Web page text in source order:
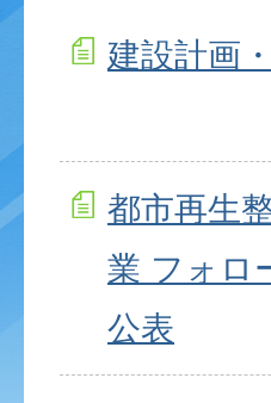
建設計画
都市再生
業 フォロ
公表